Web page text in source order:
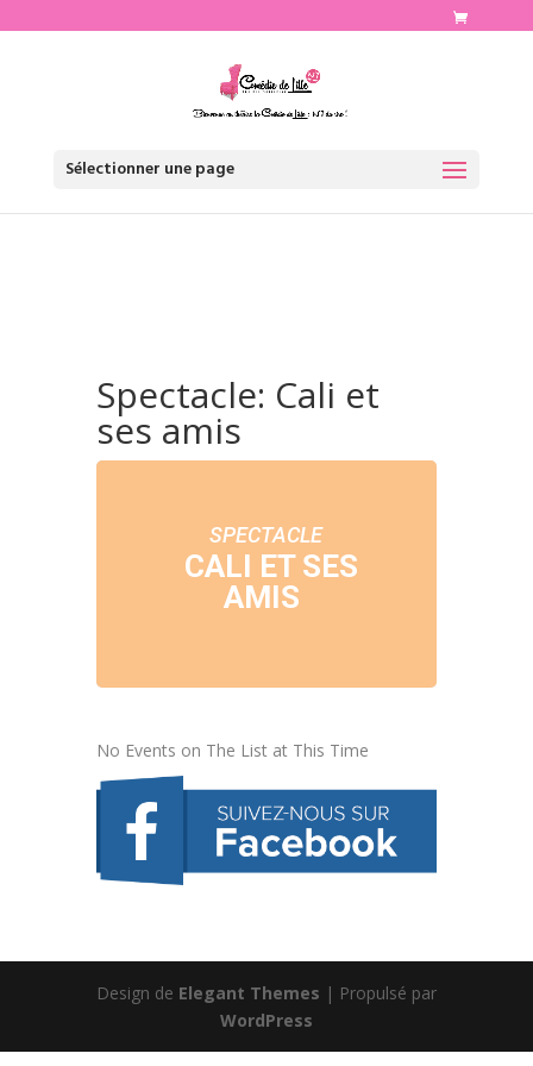
Sélectionner une page
Spectacle: Cali et
ses amis
SPECTACLE
CALI ET SES
AMIS
No Events on The List at This Time
Design de Elegant Themes | Propulsé par
WordPress